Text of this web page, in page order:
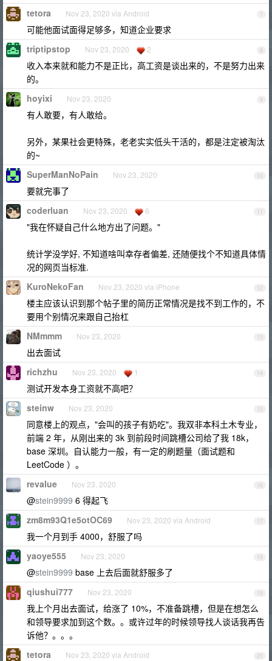
7
tetora Nov 23, 2020 via Android
可能他面试面得足够多，知道企业要求
8
triptipstop Nov 23, 2020 2
收入本来就和能力不是正比，高工资是谈出来的，不是努力出来
的。
9
hoyixi Nov 23, 2020
有人敢要，有人敢给。
另外，某果社会更特殊，老老实实低头干活的，都是注定被淘汰
的~
10
SuperManNoPain Nov 23, 2020
要就完事了
11
coderluan Nov 23, 2020 6
"我在怀疑自己什么地方出了问题。"
统计学没学好, 不知道啥叫幸存者偏差, 还随便找个不知道具体情
况的网页当标准.
12
KuroNekoFan Nov 23, 2020 via iPhone
楼主应该认识到那个帖子里的简历正常情况是找不到工作的，不
要用个别情况来跟自己抬杠
13
NMmmm Nov 23, 2020
出去面试
14
richzhu Nov 23, 2020 1
测试开发本身工资就不高吧？
15
steinw Nov 23, 2020
同意楼上的观点，"会叫的孩子有奶吃"。我双非本科土木专业，
前端 2 年，从刚出来的 3k 到前段时间跳槽公司给了我 18k，
base 深圳。自认能力一般，有一定的刷题量（面试题和
LeetCode ）。
16
revalue Nov 23, 2020
@stein9999 6 得起飞
17
zm8m93Q1e5otOC69 Nov 23, 2020 via Android
我一个月到手 4000，舒服了吗
18
yaoye555 Nov 23, 2020
@stein9999 base 上去后面就舒服多了
19
qiushui777 Nov 23, 2020
我上个月出去面试，给涨了 10%，不准备跳槽，但是在想怎么
和领导要求加到这个数。。或许过年的时候领导找人谈话我再告
诉他？。。。
20
tetora Nov 23, 2020 via Android